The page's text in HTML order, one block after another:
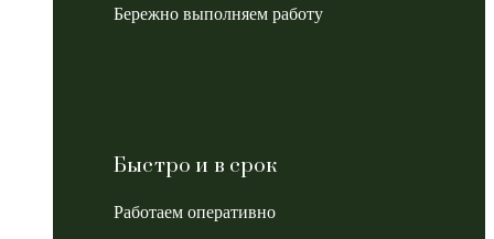
Бережно выполняем работу
Быстро и в срок
Работаем оперативно